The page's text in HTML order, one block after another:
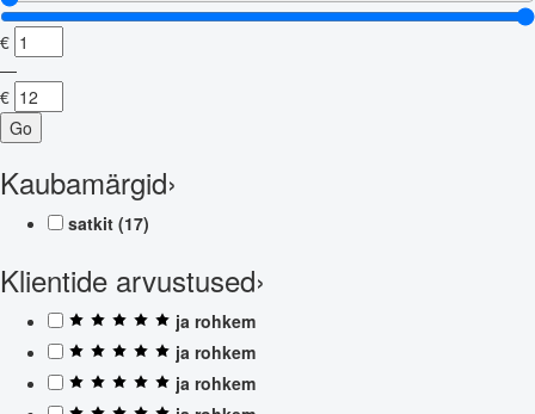
€
—
€
Go
Kaubamärgid›
satkit (17)
Klientide arvustused›
ja rohkem
ja rohkem
ja rohkem